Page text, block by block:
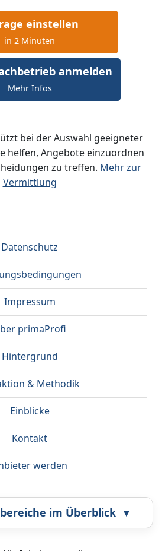
einstellen
in 2 Minuten
anmelden
Mehr Infos
bei der Auswahl geeigneter
helfen, Angebote einzuordnen
zu treffen. Mehr zur
Vermittlung
Datenschutz
Impressum
primaProfi
Hintergrund
& Methodik
Einblicke
Kontakt
werden
im Überblick ▾